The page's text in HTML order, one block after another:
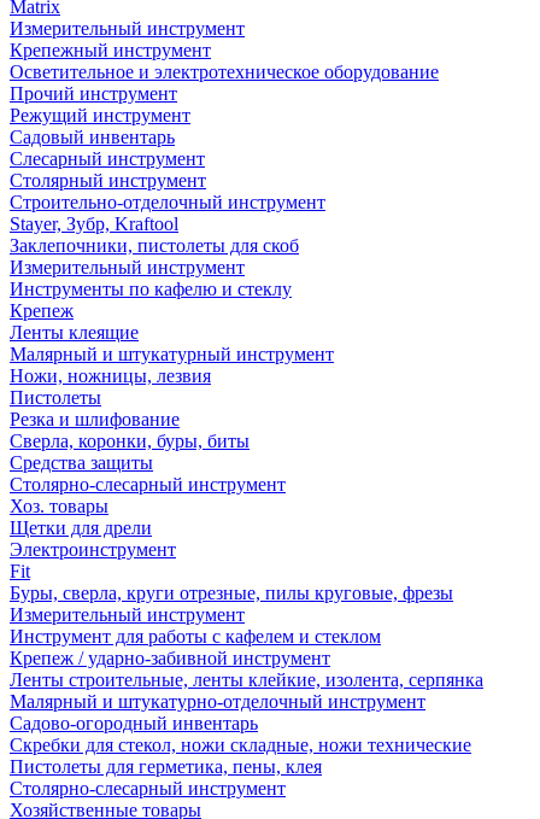
Matrix
Измерительный инструмент
Крепежный инструмент
Осветительное и электротехническое оборудование
Прочий инструмент
Режущий инструмент
Садовый инвентарь
Слесарный инструмент
Столярный инструмент
Строительно-отделочный инструмент
Stayer, Зубр, Kraftool
Заклепочники, пистолеты для скоб
Измерительный инструмент
Инструменты по кафелю и стеклу
Крепеж
Ленты клеящие
Малярный и штукатурный инструмент
Ножи, ножницы, лезвия
Пистолеты
Резка и шлифование
Сверла, коронки, буры, биты
Средства защиты
Столярно-слесарный инструмент
Хоз. товары
Щетки для дрели
Электроинструмент
Fit
Буры, сверла, круги отрезные, пилы круговые, фрезы
Измерительный инструмент
Инструмент для работы с кафелем и стеклом
Крепеж / ударно-забивной инструмент
Ленты строительные, ленты клейкие, изолента, серпянка
Малярный и штукатурно-отделочный инструмент
Садово-огородный инвентарь
Скребки для стекол, ножи складные, ножи технические
Пистолеты для герметика, пены, клея
Столярно-слесарный инструмент
Хозяйственные товары